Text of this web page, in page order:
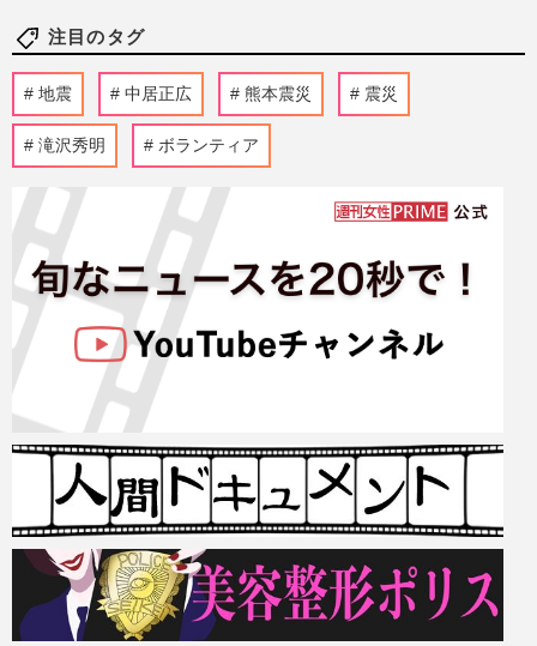
注目のタグ
地震 中居正広 熊本震災 震災
滝沢秀明 ボランティア